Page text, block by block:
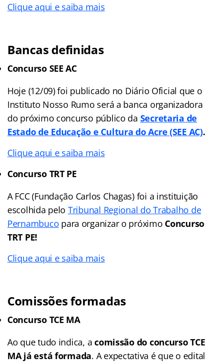
Clique aqui e saiba mais
Bancas definidas
Concurso SEE AC
Hoje (12/09) foi publicado no Diário Oficial que o
Instituto Nosso Rumo será a banca organizadora
do próximo concurso público da Secretaria de
Estado de Educação e Cultura do Acre (SEE AC).
Clique aqui e saiba mais
Concurso TRT PE
A FCC (Fundação Carlos Chagas) foi a instituição
escolhida pelo Tribunal Regional do Trabalho de
Pernambuco para organizar o próximo Concurso
TRT PE!
Clique aqui e saiba mais
Comissões formadas
Concurso TCE MA
Ao que tudo indica, acomissão do concurso TCE
MA já está formada. A expectativa é que o edital